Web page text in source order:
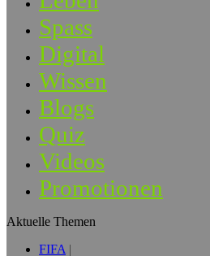
Spass
Digital
Wissen
Blogs
Quiz
Videos
Promotionen
Aktuelle Themen
FIFA